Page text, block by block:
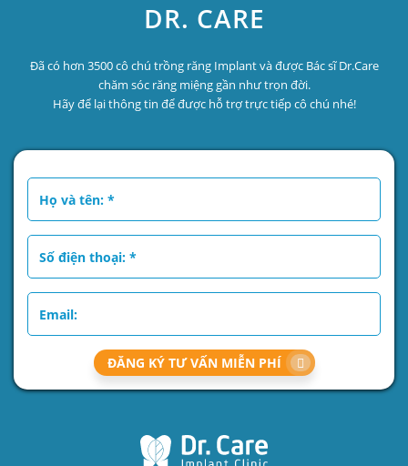
DR. CARE
Đã có hơn 3500 cô chú trồng răng Implant và được Bác sĩ Dr.Care
chăm sóc răng miệng gần như trọn đời.
Hãy để lại thông tin để được hỗ trợ trực tiếp cô chú nhé!
ĐĂNG KÝ TƯ VẤN MIỄN PHÍ